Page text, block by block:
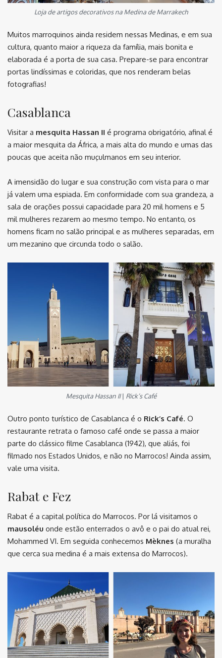
Loja de artigos decorativos na Medina de Marrakech
Muitos marroquinos ainda residem nessas Medinas, e em sua
cultura, quanto maior a riqueza da família, mais bonita e
elaborada é a porta de sua casa. Prepare-se para encontrar
portas lindíssimas e coloridas, que nos renderam belas
fotografias!
Casablanca
Visitar a mesquita Hassan II é programa obrigatório, afinal é
a maior mesquita da África, a mais alta do mundo e umas das
poucas que aceita não muçulmanos em seu interior.
A imensidão do lugar e sua construção com vista para o mar
já valem uma espiada. Em conformidade com sua grandeza, a
sala de orações possui capacidade para 20 mil homens e 5
mil mulheres rezarem ao mesmo tempo. No entanto, os
homens ficam no salão principal e as mulheres separadas, em
um mezanino que circunda todo o salão.
Mesquita Hassan II| Rick’s Café
Outro ponto turístico de Casablanca é o Rick’s Café. O
restaurante retrata o famoso café onde se passa a maior
parte do clássico filme Casablanca (1942), que aliás, foi
filmado nos Estados Unidos, e não no Marrocos! Ainda assim,
vale uma visita.
Rabat e Fez
Rabat é a capital política do Marrocos. Por lá visitamos o
mausoléu onde estão enterrados o avô e o pai do atual rei,
Mohammed VI. Em seguida conhecemos Mèknes (a muralha
que cerca sua medina é a mais extensa do Marrocos).